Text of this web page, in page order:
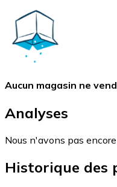
Aucun magasin ne
Analyses
Nous n'avons pas
Historique des